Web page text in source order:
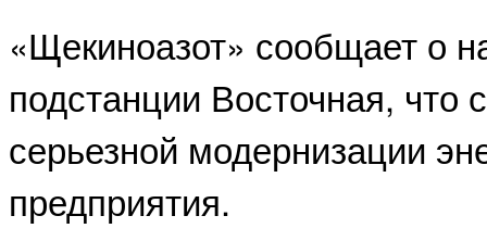
«Щекиноазот» сообщает о
подстанции Восточная, что
серьезной модернизации
предприятия.